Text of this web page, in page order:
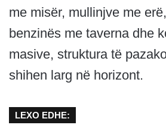
me misër, mullinjve me
benzinës me taverna dhe
masive, struktura të
shihen larg në horizont.
LEXO EDHE: